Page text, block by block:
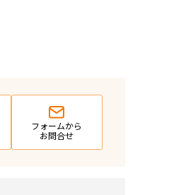
フォームから
お問合せ